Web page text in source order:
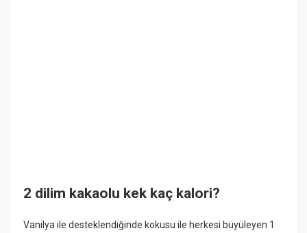
2 dilim kakaolu kek kaç kalori?
Vanilya ile desteklendiğinde kokusu ile herkesi büyüleyen 1